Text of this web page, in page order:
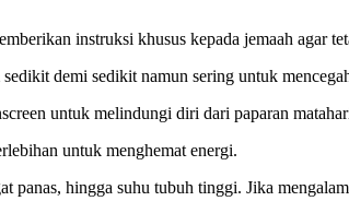
instruksi khusus kepada jemaah agar
demi sedikit namun sering untuk
untuk melindungi diri dari paparan
untuk menghemat energi.
hingga suhu tubuh tinggi. Jika